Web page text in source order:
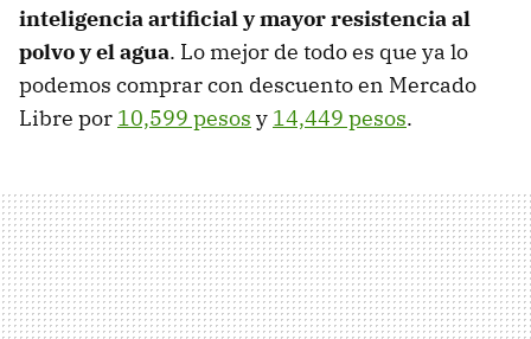
inteligencia artificial y mayor resistencia al
polvo y el agua. Lo mejor de todo es que ya lo
podemos comprar con descuento en Mercado
Libre por 10,599 pesos y 14,449 pesos.